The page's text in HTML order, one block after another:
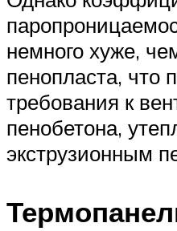
немного хуже,
пенопласта, что
требования к
пенобетона,
экструзионным